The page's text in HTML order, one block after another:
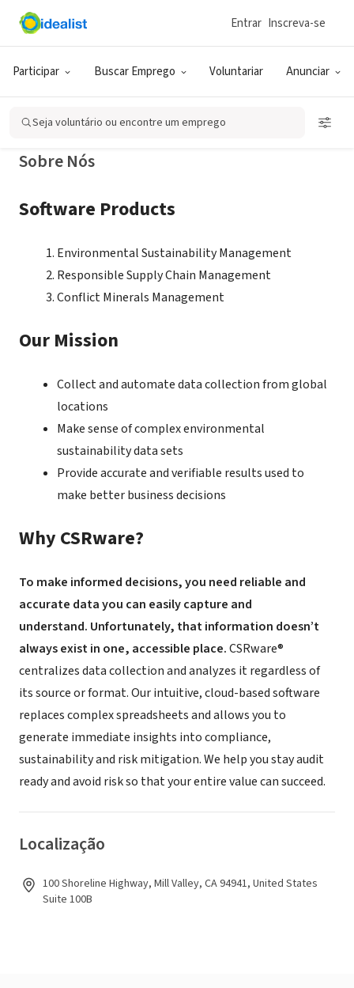
Participar Buscar Emprego Voluntariar Anunciar
Entrar Inscreva-se
Seja voluntário ou encontre um emprego
EMPRESA (ESG E NEGÓCIO SOCIAL)
CSRware
Sobre Nós
Software Products
Environmental Sustainability Management
Responsible Supply Chain Management
Conflict Minerals Management
Our Mission
Collect and automate data collection from global
locations
Make sense of complex environmental
sustainability data sets
Provide accurate and verifiable results used to
make better business decisions
Why CSRware?
To make informed decisions, you need reliable and
accurate data you can easily capture and
understand. Unfortunately, that information doesn’t
always exist in one, accessible place.CSRware®
centralizes data collection and analyzes it regardless of
its source or format. Our intuitive, cloud-based software
replaces complex spreadsheets and allows you to
generate immediate insights into compliance,
sustainability and risk mitigation. We help you stay audit
ready and avoid risk so that your entire value can succeed.
Localização
100 Shoreline Highway, Mill Valley, CA 94941, United States
Suite 100B